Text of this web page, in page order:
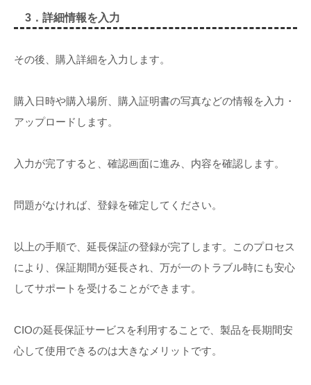
3．詳細情報を入力
その後、購入詳細を入力します。
購入日時や購入場所、購入証明書の写真などの情報を入力・
アップロードします。
入力が完了すると、確認画面に進み、内容を確認します。
問題がなければ、登録を確定してください。
以上の手順で、延長保証の登録が完了します。このプロセス
により、保証期間が延長され、万が一のトラブル時にも安心
してサポートを受けることができます。
CIOの延長保証サービスを利用することで、製品を長期間安
心して使用できるのは大きなメリットです。